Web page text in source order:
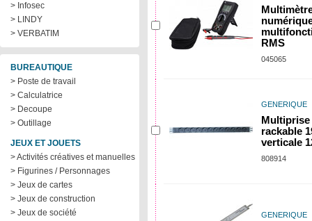
> Infosec
> LINDY
> VERBATIM
BUREAUTIQUE
> Poste de travail
> Calculatrice
> Decoupe
> Outillage
JEUX ET JOUETS
> Activités créatives et manuelles
> Figurines / Personnages
> Jeux de cartes
> Jeux de construction
> Jeux de société
RMS
045065
GENERIQUE
Multiprise
rackable
verticale
808914
GENERIQUE